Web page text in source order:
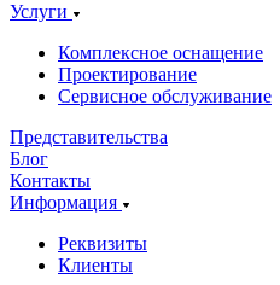
Услуги
Комплексное оснащение
Проектирование
Сервисное обслуживание
Представительства
Блог
Контакты
Информация
Реквизиты
Клиенты